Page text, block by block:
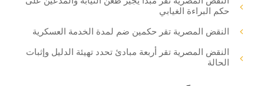
حكم البراءة الغيابي
النقض المصرية تقر حكمين ضم لمدة الخدمة العسكرية
النقض المصرية تقر أربعة مبادئ تحدد تهيئة الدليل وإثبات
الحالة